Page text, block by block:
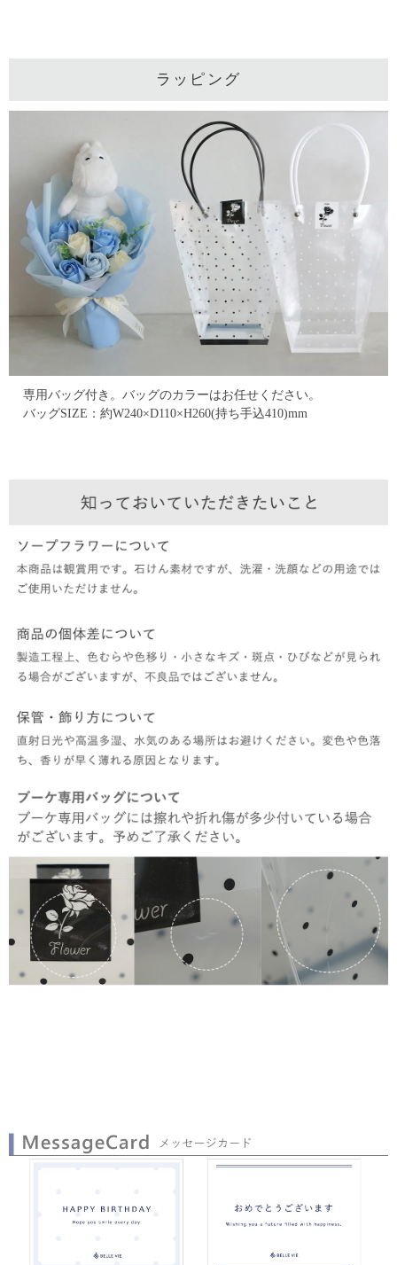
ラッピング
専用バッグ付き。バッグのカラーはお任せください。
バッグSIZE：約W240×D110×H260(持ち手込410)mm